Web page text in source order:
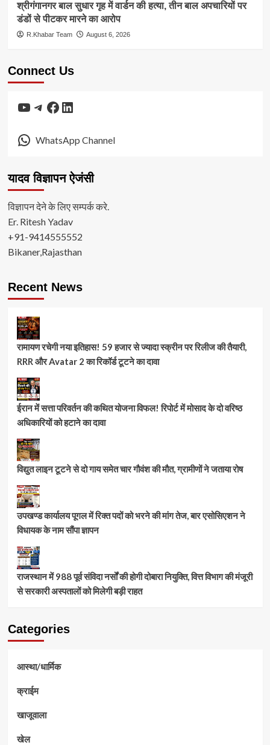
श्रीगंगानगर बाल सुधार गृह में वार्डन की हत्या, तीन बाल अपचारियों पर
डंडों से पीटकर मारने का आरोप
R.Khabar Team August 6, 2026
Connect Us
YouTube
Telegram
Facebook
LinkedIn
WhatsApp Channel
यादव विज्ञापन ऐजंसी
विज्ञापन देने के लिए सम्पर्क करे.
Er. Ritesh Yadav
+91-9414555552
Bikaner,Rajasthan
Recent News
रामायण रचेगी नया इतिहास! 59 हजार से ज्यादा स्क्रीन पर रिलीज की तैयारी,
RRR और Avatar 2 का रिकॉर्ड टूटने का दावा
ईरान में सत्ता परिवर्तन की कथित योजना विफल! रिपोर्ट में मोसाद के दो वरिष्ठ
अधिकारियों को हटाने का दावा
विद्युत लाइन टूटने से दो गाय समेत चार गौवंश की मौत, ग्रामीणों ने जताया रोष
उपखण्ड कार्यालय पूगल में रिक्त पदों को भरने की मांग तेज, बार एसोसिएशन ने
विधायक के नाम सौंपा ज्ञापन
राजस्थान में 988 पूर्व संविदा नर्सों की होगी दोबारा नियुक्ति, वित्त विभाग की मंजूरी
से सरकारी अस्पतालों को मिलेगी बड़ी राहत
Categories
आस्था/धार्मिक
क्राईम
खाजूवाला
खेल